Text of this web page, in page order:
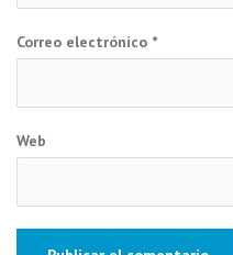
Correo electrónico *
Web